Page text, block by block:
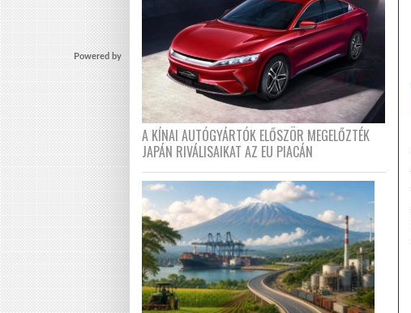
Powered by
A KÍNAI AUTÓGYÁRTÓK ELŐSZÖR MEGELŐZTÉK
JAPÁN RIVÁLISAIKAT AZ EU PIACÁN